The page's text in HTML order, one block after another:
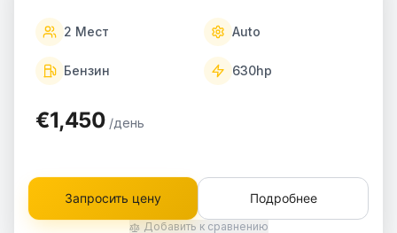
2 Мест Auto
Бензин 630hp
€1,450 /день
Запросить цену Подробнее
Добавить к сравнению